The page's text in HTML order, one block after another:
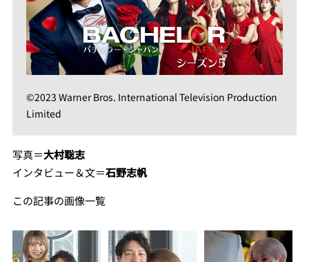
©2023 Warner Bros. International Television Production
Limited
写真＝大村聡志
インタビュー＆文＝石野志帆
この記事の画像一覧